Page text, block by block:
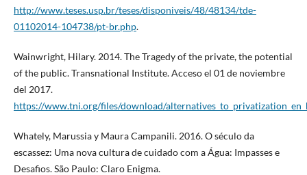
http://www.teses.usp.br/teses/disponiveis/48/48134/tde-
01102014-104738/pt-br.php.
Wainwright, Hilary. 2014. The Tragedy of the private, the potential
of the public. Transnational Institute. Acceso el 01 de noviembre
del 2017.
https://www.tni.org/files/download/
Whately, Marussia y Maura Campanili. 2016. O século da
escassez: Uma nova cultura de cuidado com a Água: Impasses e
Desafios. São Paulo: Claro Enigma.